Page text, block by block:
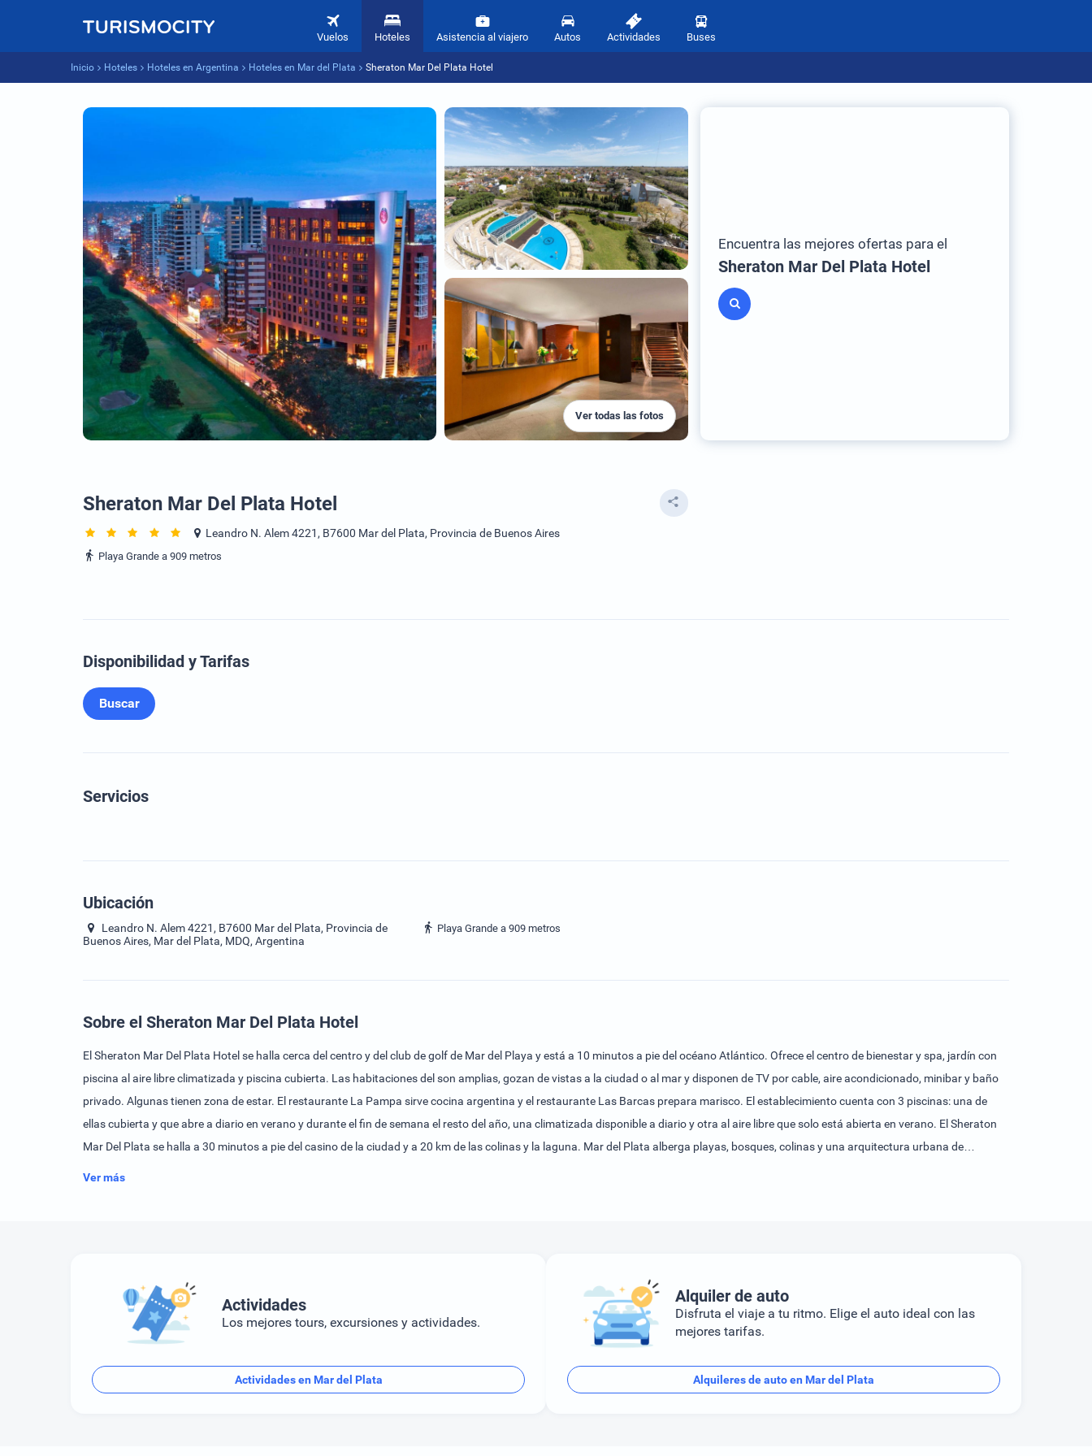
Vuelos Hoteles Asistencia al viajero Autos Actividades Buses
Inicio Hoteles Hoteles en Argentina Hoteles en Mar del Plata Sheraton Mar Del Plata Hotel
Ver todas las fotos
Encuentra las mejores ofertas para el
Sheraton Mar Del Plata Hotel
Sheraton Mar Del Plata Hotel
Leandro N. Alem 4221, B7600 Mar del Plata, Provincia de Buenos Aires
Playa Grande a 909 metros
Disponibilidad y Tarifas
Buscar
Servicios
Ubicación
Leandro N. Alem 4221, B7600 Mar del Plata, Provincia de
Buenos Aires, Mar del Plata, MDQ, Argentina
Playa Grande a 909 metros
Sobre el Sheraton Mar Del Plata Hotel
El Sheraton Mar Del Plata Hotel se halla cerca del centro y del club de golf de Mar del Playa y está a 10 minutos a pie del océano Atlántico. Ofrece el centro de bienestar y spa, jardín con
piscina al aire libre climatizada y piscina cubierta. Las habitaciones del son amplias, gozan de vistas a la ciudad o al mar y disponen de TV por cable, aire acondicionado, minibar y baño
privado. Algunas tienen zona de estar. El restaurante La Pampa sirve cocina argentina y el restaurante Las Barcas prepara marisco. El establecimiento cuenta con 3 piscinas: una de
ellas cubierta y que abre a diario en verano y durante el fin de semana el resto del año, una climatizada disponible a diario y otra al aire libre que solo está abierta en verano. El Sheraton
Mar Del Plata se halla a 30 minutos a pie del casino de la ciudad y a 20 km de las colinas y la laguna. Mar del Plata alberga playas, bosques, colinas y una arquitectura urbana de
Ver más
Actividades
Los mejores tours, excursiones y actividades.
Actividades en Mar del Plata
Alquiler de auto
Disfruta el viaje a tu ritmo. Elige el auto ideal con las
mejores tarifas.
Alquileres de auto en Mar del Plata